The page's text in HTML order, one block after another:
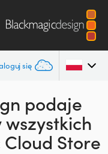
się
podaje
wszystkich
Store